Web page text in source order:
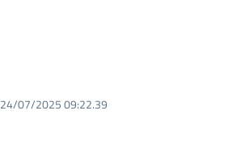
24/07/2025 09:22.39